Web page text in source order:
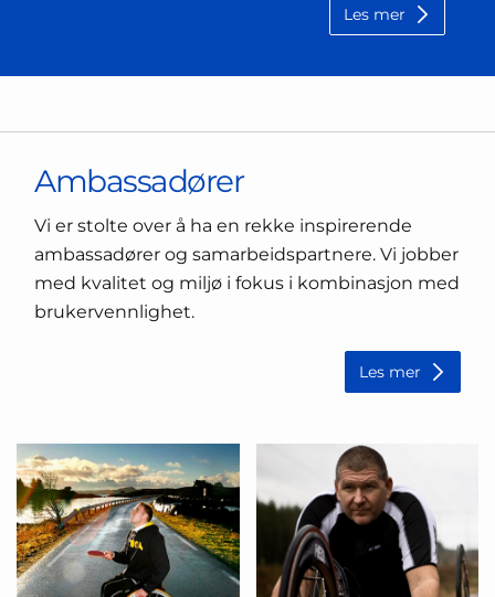
Les mer
Ambassadører
Vi er stolte over å ha en rekke inspirerende
ambassadører og samarbeidspartnere. Vi jobber
med kvalitet og miljø i fokus i kombinasjon med
brukervennlighet.
Les mer